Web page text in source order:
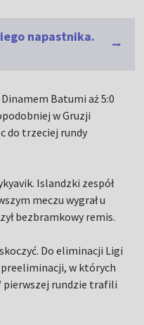
napastnika.
Batumi aż 5:0
w Gruzji
do trzeciej rundy
Islandzki zespół
meczu wygrał u
bezbramkowy remis.
Do eliminacji Ligi
w których
pierwszej rundzie trafili